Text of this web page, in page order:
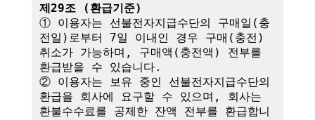
제29조 (환급기준)
① 이용자는 선불전자지급수단의 구매일(충
전일)로부터 7일 이내인 경우 구매(충전)
취소가 가능하며, 구매액(충전액) 전부를
환급받을 수 있습니다.
② 이용자는 보유 중인 선불전자지급수단의
환급을 회사에 요구할 수 있으며, 회사는
환불수수료를 공제한 잔액 전부를 환급합니